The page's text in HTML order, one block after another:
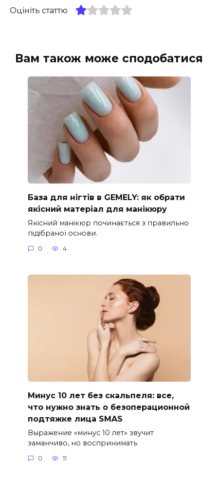
Оцініть статтю
Вам також може сподобатися
База для нігтів в GEMELY: як обрати
якісний матеріал для манікюру
Якісний манікюр починається з правильно
підібраної основи.
0 4
Минус 10 лет без скальпеля: все,
что нужно знать о безоперационной
подтяжке лица SMAS
Выражение «минус 10 лет» звучит
заманчиво, но воспринимать
0 11